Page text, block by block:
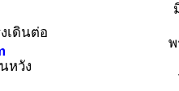
เดินต่อ
หวัง
พ